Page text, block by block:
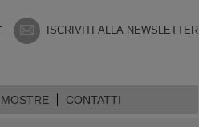
ISCRIVITI ALLA NEWSLETTER
CONTATTI